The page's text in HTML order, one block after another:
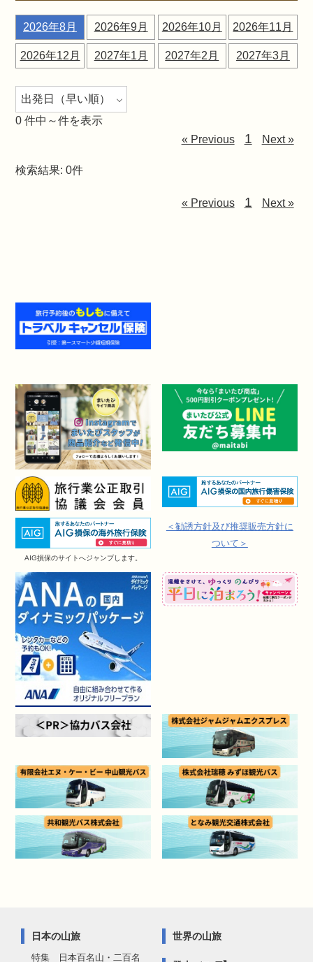
AIG損保のサイトへジャンプします。
＜勧誘方針及び推奨販売方針に
ついて＞
2026年8月 2026年9月 2026年10月 2026年11月
2026年12月 2027年1月 2027年2月 2027年3月
0 件中～件を表示
« Previous
1 Next »
検索結果: 0件
« Previous 1 Next »
日本の山旅
特集 日本百名山・二百名
世界の山旅